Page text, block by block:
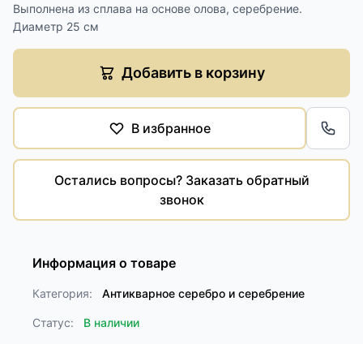
Выполнена из сплава на основе олова, серебрение.
Диаметр 25 см
Добавить в корзину
В избранное
Остались вопросы? Заказать обратный
звонок
Информация о товаре
Категория: Антикварное серебро и серебрение
Статус: В наличии